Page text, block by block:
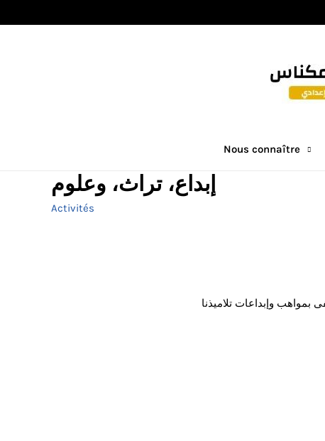
Nous connaître
إبداع، تراث، وعلوم
Activités